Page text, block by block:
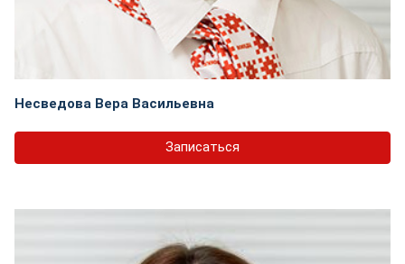
Несведова Вера Васильевна
Записаться